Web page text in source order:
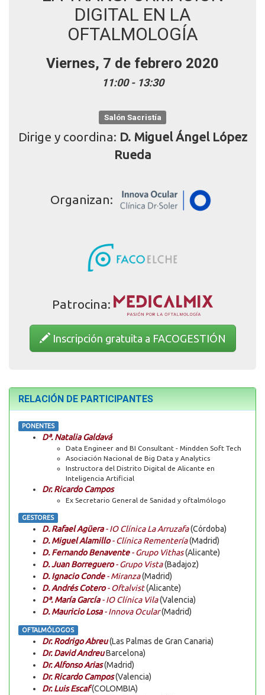
DIGITAL EN LA
OFTALMOLOGÍA
Viernes, 7 de febrero 2020
11:00 - 13:30
Salón Sacristía
Dirige y coordina: D. Miguel Ángel López
Rueda
Organizan:
Patrocina:
Inscripción gratuita a FACOGESTIÓN
RELACIÓN DE PARTICIPANTES
PONENTES
Dª. Natalia Galdavá
Data Engineer and BI Consultant - Mindden Soft Tech
Asociación Nacional de Big Data y Analytics
Instructora del Distrito Digital de Alicante en
Inteligencia Artificial
Dr. Ricardo Campos
Ex Secretario General de Sanidad y oftalmólogo
GESTORES
D. Rafael Agüera- IO Clínica La Arruzafa(Córdoba)
D. Miguel Alamillo- Clínica Rementería(Madrid)
D. Fernando Benavente- Grupo Vithas(Alicante)
D. Juan Borreguero- Grupo Vista(Badajoz)
D. Ignacio Conde- Miranza(Madrid)
D. Andrés Cotero- Oftalvist(Alicante)
Dª. María García- IO Clínica Vila(Valencia)
D. Mauricio Losa- Innova Ocular(Madrid)
OFTALMÓLOGOS
Dr. Rodrigo Abreu(Las Palmas de Gran Canaria)
Dr. David AndreuBarcelona)
Dr. Alfonso Arias(Madrid)
Dr. Ricardo Campos(Valencia)
Dr. Luis Escaf(COLOMBIA)